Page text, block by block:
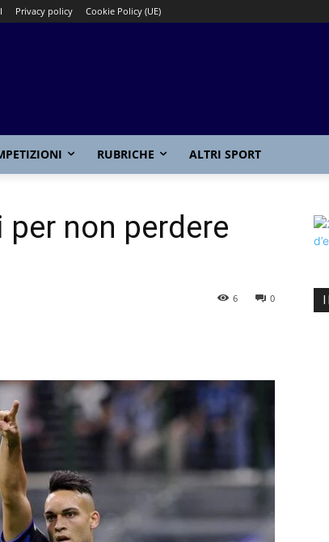
Privacy policy Cookie Policy (UE)
RUBRICHE ALTRI SPORT
per non perdere
0
6